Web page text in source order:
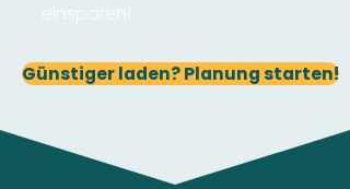
einsparen!
Günstiger laden? Planung starten!